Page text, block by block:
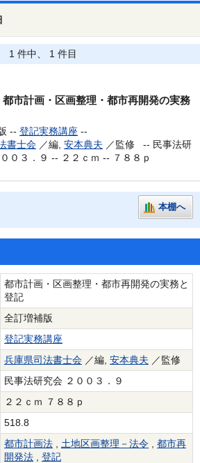
1 件中、 1 件目
都市計画・区画整理・都市再開発の実務
-- 登記実務講座 --
書士会 ／編, 安本典夫 ／監修 -- 民事法研
０３．９ -- ２２ｃｍ -- ７８８ｐ
本棚へ
都市計画・区画整理・都市再開発の実務と
登記
全訂増補版
登記実務講座
兵庫県司法書士会 ／編, 安本典夫 ／監修
民事法研究会 ２００３．９
２２ｃｍ ７８８ｐ
518.8
都市計画法 , 土地区画整理－法令 , 都市再
開発法 , 登記